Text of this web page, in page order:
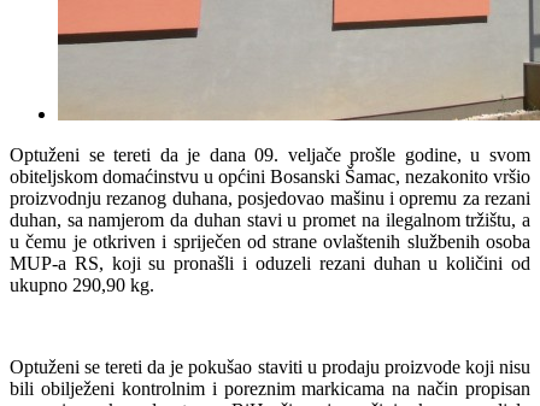
Optuženi se tereti da je dana 09. veljače prošle godine, u svom
obiteljskom domaćinstvu u općini Bosanski Šamac, nezakonito vršio
proizvodnju rezanog duhana, posjedovao mašinu i opremu za rezani
duhan, sa namjerom da duhan stavi u promet na ilegalnom tržištu, a
u čemu je otkriven i spriječen od strane ovlaštenih službenih osoba
MUP-a RS, koji su pronašli i oduzeli rezani duhan u količini od
ukupno 290,90 kg.
Optuženi se tereti da je pokušao staviti u prodaju proizvode koji nisu
bili obilježeni kontrolnim i poreznim markicama na način propisan